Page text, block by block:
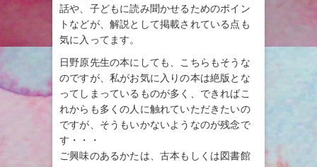
話や、子どもに読み聞かせるためのポイン
トなどが、解説として掲載されている点も
気に入ってます。
日野原先生の本にしても、こちらもそうな
のですが、私がお気に入りの本は絶版とな
ってしまっているものが多く、できればこ
れからも多くの人に触れていただきたいの
ですが、そうもいかないようなのが残念で
す・・・
ご興味のあるかたは、古本もしくは図書館